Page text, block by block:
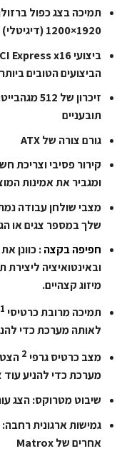
תמיכה בצג כפול
1920×1200 (דיגיטלי) ו- 2048×1536 (אנלוגי) לכל פלט
הביצועים הטובים ביותר
זיכרון של
תובעניים
גורם צורה של ATX
קירור פסיבי וצריכת
ומגביר את אמינות
מצבי שולחן עבודה
שלך במספר צגים או
חפיפה בקצה: כוונן
ובאינטואיציה
מיזוג קצהיים.
תמיכה מרובת כרטיסי M-Series 1
לאותה מערכת כדי להניע עד 10 צגים
מצב כרטיס גרפי 2
מערכת כדי להניע עוד
שיבוט מטרוקס: הצג
גמישות ארגונית
אחרים של Matrox